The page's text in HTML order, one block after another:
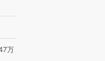
万